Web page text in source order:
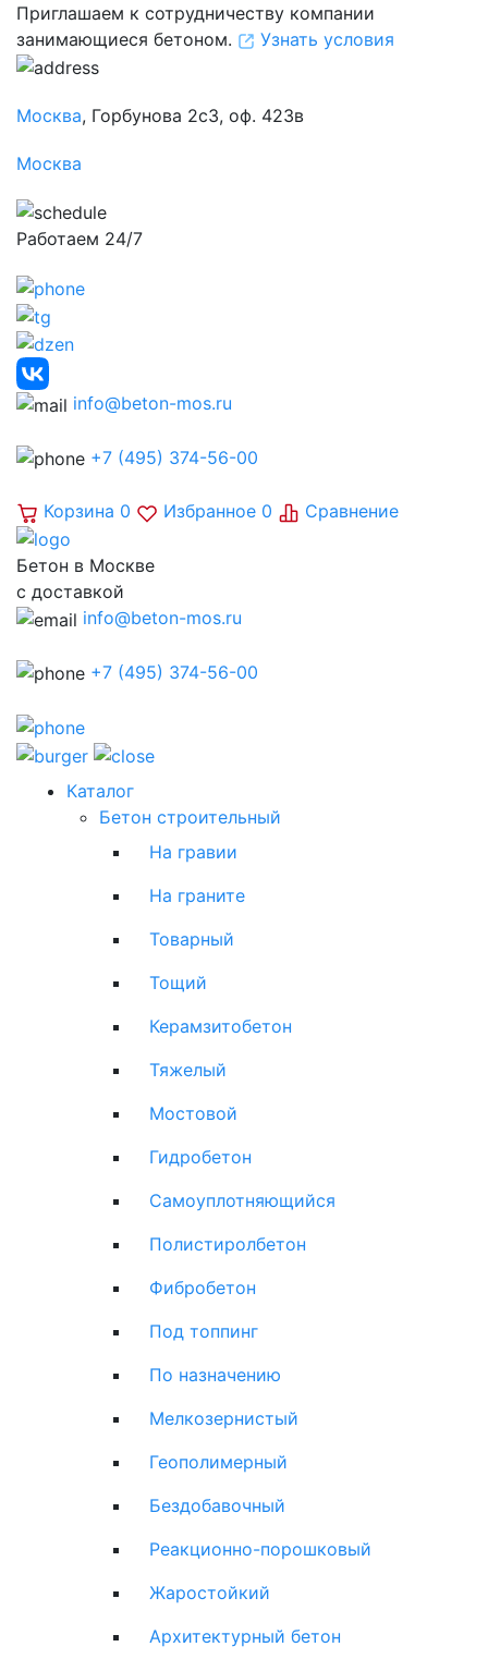
Приглашаем к сотрудничеству компании
занимающиеся бетоном.
Узнать условия
Москва, Горбунова 2с3, оф. 423в
Москва
Работаем 24/7
info@beton-mos.ru
+7 (495) 374-56-00
Корзина 0 Избранное 0 Сравнение
Бетон в Москве
с доставкой
info@beton-mos.ru
+7 (495) 374-56-00
Каталог
Бетон строительный
На гравии
На граните
Товарный
Тощий
Керамзитобетон
Тяжелый
Мостовой
Гидробетон
Самоуплотняющийся
Полистиролбетон
Фибробетон
Под топпинг
По назначению
Мелкозернистый
Геополимерный
Бездобавочный
Реакционно-порошковый
Жаростойкий
Архитектурный бетон